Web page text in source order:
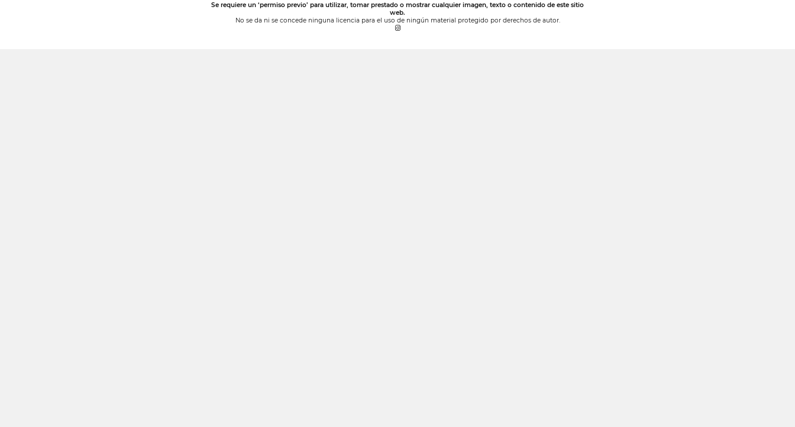
Se requiere un ‘permiso previo’ para utilizar, tomar prestado o mostrar cualquier imagen, texto o contenido de este sitio
web.
No se da ni se concede ninguna licencia para el uso de ningún material protegido por derechos de autor.